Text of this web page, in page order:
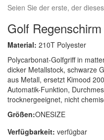
Seien Sie der erste, der
Golf Regenschirm
Material: 210T Polyester
Polycarbonat-Golfgriff in
dicker Metallstock, schwarze
aus Metall, ersetzt Kimood
Automatik-Funktion,
trocknergeeignet, nicht
Größen:ONESIZE
Verfügbarkeit: verfügbar